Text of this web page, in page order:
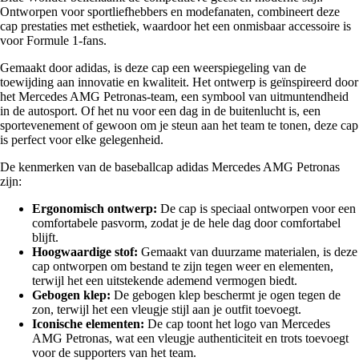
Ontworpen voor sportliefhebbers en modefanaten, combineert deze
cap prestaties met esthetiek, waardoor het een onmisbaar accessoire is
voor Formule 1-fans.
Gemaakt door adidas, is deze cap een weerspiegeling van de
toewijding aan innovatie en kwaliteit. Het ontwerp is geïnspireerd door
het Mercedes AMG Petronas-team, een symbool van uitmuntendheid
in de autosport. Of het nu voor een dag in de buitenlucht is, een
sportevenement of gewoon om je steun aan het team te tonen, deze cap
is perfect voor elke gelegenheid.
De kenmerken van de baseballcap adidas Mercedes AMG Petronas
zijn:
Ergonomisch ontwerp: De cap is speciaal ontworpen voor een
comfortabele pasvorm, zodat je de hele dag door comfortabel
blijft.
Hoogwaardige stof: Gemaakt van duurzame materialen, is deze
cap ontworpen om bestand te zijn tegen weer en elementen,
terwijl het een uitstekende ademend vermogen biedt.
Gebogen klep: De gebogen klep beschermt je ogen tegen de
zon, terwijl het een vleugje stijl aan je outfit toevoegt.
Iconische elementen: De cap toont het logo van Mercedes
AMG Petronas, wat een vleugje authenticiteit en trots toevoegt
voor de supporters van het team.